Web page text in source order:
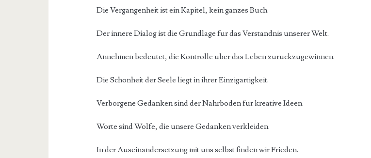
Die Vergangenheit ist ein Kapitel, kein ganzes Buch.
Der innere Dialog ist die Grundlage fur das Verstandnis unserer Welt.
Annehmen bedeutet, die Kontrolle uber das Leben zuruckzugewinnen.
Die Schonheit der Seele liegt in ihrer Einzigartigkeit.
Verborgene Gedanken sind der Nahrboden fur kreative Ideen.
Worte sind Wolfe, die unsere Gedanken verkleiden.
In der Auseinandersetzung mit uns selbst finden wir Frieden.